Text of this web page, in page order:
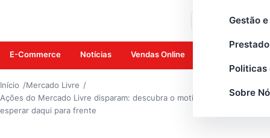
Gestão
Politicas
Sobre
E-Commerce Notícias Vendas Online
Início
Mercado Livre
Ações do Mercado Livre disparam: descubra o motivo e saiba o que
esperar daqui para frente